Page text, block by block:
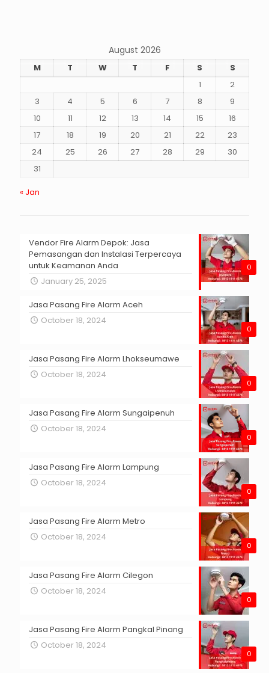
August 2026
M T W T F S
S
1
2
3
4 5 6 7 8
9
10
11 12 13 14 15
16
17
18 19 20 21 22
23
24
25 26 27 28 29
30
31
« Jan
0
Vendor Fire Alarm Depok: Jasa
Pemasangan dan Instalasi Terpercaya
untuk Keamanan Anda
January 25, 2025
0
Jasa Pasang Fire Alarm Aceh
October 18, 2024
0
Jasa Pasang Fire Alarm Lhokseumawe
October 18, 2024
0
Jasa Pasang Fire Alarm Sungaipenuh
October 18, 2024
0
Jasa Pasang Fire Alarm Lampung
October 18, 2024
0
Jasa Pasang Fire Alarm Metro
October 18, 2024
0
Jasa Pasang Fire Alarm Cilegon
October 18, 2024
0
Jasa Pasang Fire Alarm Pangkal Pinang
October 18, 2024